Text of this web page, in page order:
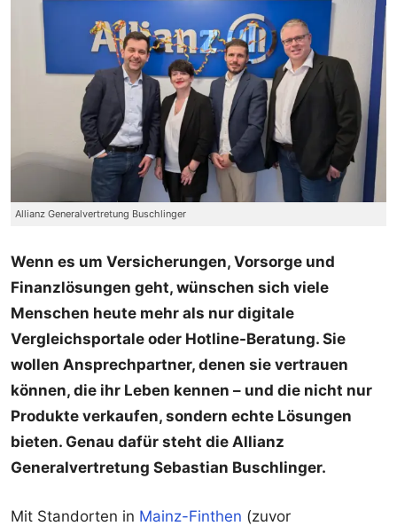
Allianz Generalvertretung Buschlinger
Wenn es um Versicherungen, Vorsorge und
Finanzlösungen geht, wünschen sich viele
Menschen heute mehr als nur digitale
Vergleichsportale oder Hotline-Beratung. Sie
wollen Ansprechpartner, denen sie vertrauen
können, die ihr Leben kennen – und die nicht nur
Produkte verkaufen, sondern echte Lösungen
bieten. Genau dafür steht die Allianz
Generalvertretung Sebastian Buschlinger.
Mit Standorten in Mainz-Finthen (zuvor